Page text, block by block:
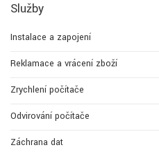
Služby
Instalace a zapojení
Reklamace a vrácení zboží
Zrychlení počítače
Odvirování počítače
Záchrana dat